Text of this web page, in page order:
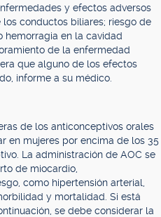
y efectos adversos
conductos biliares; riesgo de
hemorragia en la cavidad
de la enfermedad
que alguno de los efectos
informe a su médico.
de los anticonceptivos orales
en mujeres por encima de los 35
La administración de AOC se
de miocardio,
como hipertensión arterial,
y mortalidad. Si está
se debe considerar la